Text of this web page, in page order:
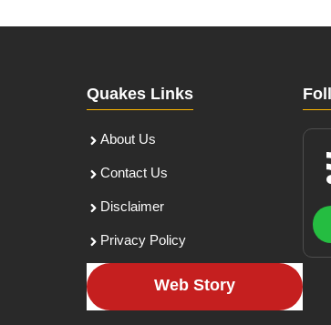
Quakes Links
About Us
Contact Us
Disclaimer
Privacy Policy
Web Story